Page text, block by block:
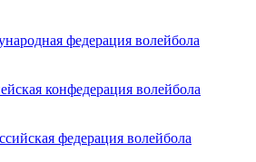
федерация волейбола
конфедерация волейбола
федерация волейбола